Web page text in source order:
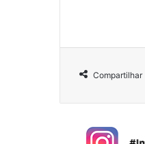
Compartilhar